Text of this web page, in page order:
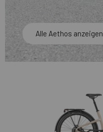
Alle Aethos anzeigen